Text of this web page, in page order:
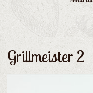
Grillmeister 2